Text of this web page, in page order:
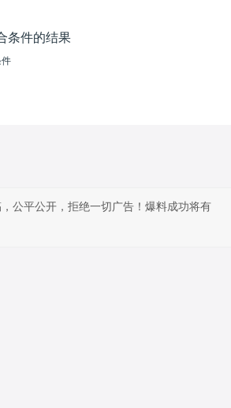
条件的结果
公平公开，拒绝一切广告！爆料成功将有